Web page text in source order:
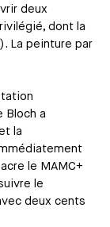
deux
dont la
La peinture par
Bloch a
la
le MAMC+
le
deux cents